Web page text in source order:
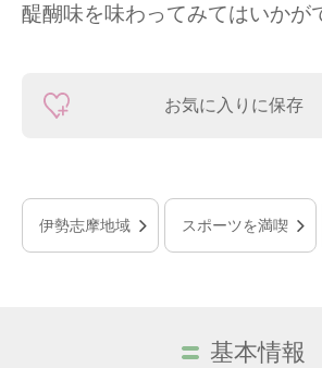
醍醐味を味わってみてはいかが
お気に入りに保存
伊勢志摩地域 スポーツを満喫
基本情報